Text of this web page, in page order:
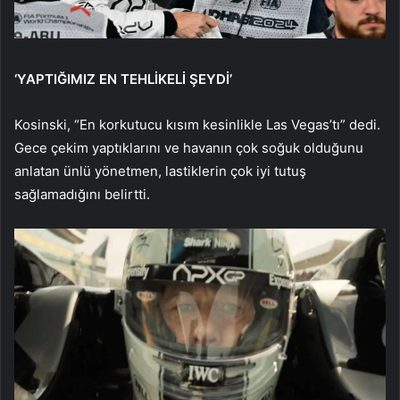
‘YAPTIĞIMIZ EN TEHLİKELİ ŞEYDİ’
Kosinski, “En korkutucu kısım kesinlikle Las Vegas’tı” dedi.
Gece çekim yaptıklarını ve havanın çok soğuk olduğunu
anlatan ünlü yönetmen, lastiklerin çok iyi tutuş
sağlamadığını belirtti.